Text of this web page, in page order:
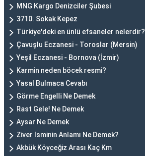
MNG Kargo Denizciler Şubesi
3710. Sokak Kepez
Türkiye'deki en ünlü efsaneler nelerdir?
Çavuşlu Eczanesi - Toroslar (Mersin)
Yeşil Eczanesi - Bornova (İzmir)
Karmin neden böcek resmi?
Yasal Bulmaca Cevabı
Görme Engelli Ne Demek
Rast Gele! Ne Demek
Aysar Ne Demek
Ziver İsminin Anlamı Ne Demek?
Akbük Köyceğiz Arası Kaç Km